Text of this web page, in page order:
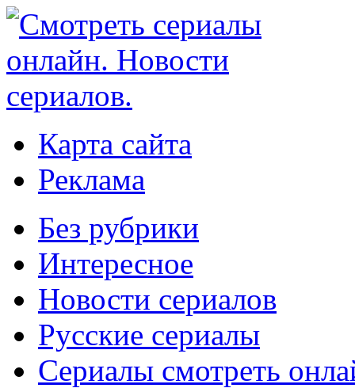
Карта сайта
Реклама
Без рубрики
Интересное
Новости сериалов
Русские сериалы
Сериалы смотреть